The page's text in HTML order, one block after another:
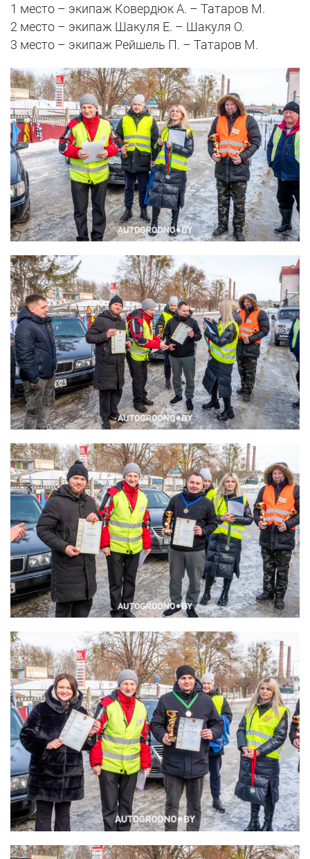
1 место – экипаж Ковердюк А. – Татаров М.
2 место – экипаж Шакуля Е. – Шакуля О.
3 место – экипаж Рейшель П. – Татаров М.